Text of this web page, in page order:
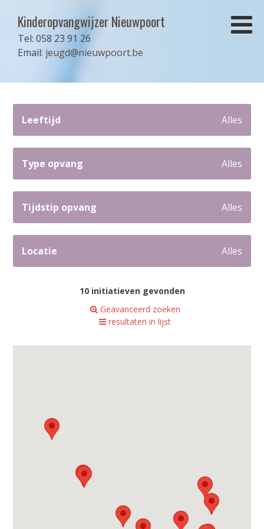
Kinderopvangwijzer Nieuwpoort
Tel: 058 23 91 26
Email: jeugd@nieuwpoort.be
Leeftijd Alles
Type opvang Alles
Tijdstip opvang Alles
Locatie Alles
10 initiatieven gevonden
Geavanceerd zoeken
resultaten in lijst